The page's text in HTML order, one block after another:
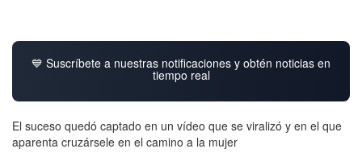
💙 Suscríbete a nuestras notificaciones y obtén noticias en
tiempo real
El suceso quedó captado en un vídeo que se viralizó y en el que
aparenta cruzársele en el camino a la mujer